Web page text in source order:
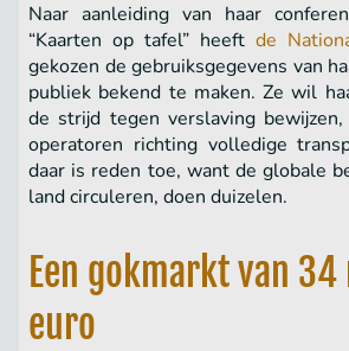
Naar aanleiding van haar
“Kaarten op tafel” heeft de
gekozen de gebruiksgegevens van
publiek bekend te maken. Ze wil
de strijd tegen verslaving
operatoren richting volledige
daar is reden toe, want de globale
land circuleren, doen duizelen.
Een gokmarkt van
euro